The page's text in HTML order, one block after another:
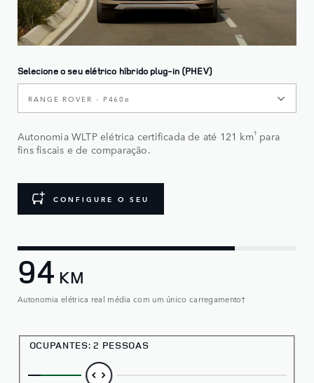
Selecione o seu elétrico híbrido plug-in (PHEV)
RANGE ROVER - P460e
Autonomia WLTP elétrica certificada de até 121 km† para
fins fiscais e de comparação.
CONFIGURE O SEU
94 KM
Autonomia elétrica real média com um único carregamento†
OCUPANTES:2 PESSOAS